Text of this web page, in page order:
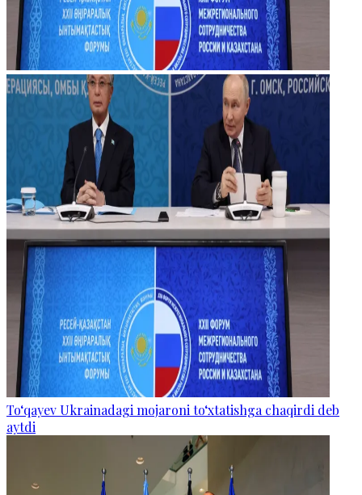
To‘qayev Ukrainadagi mojaroni to‘xtatishga chaqirdi deb
aytdi